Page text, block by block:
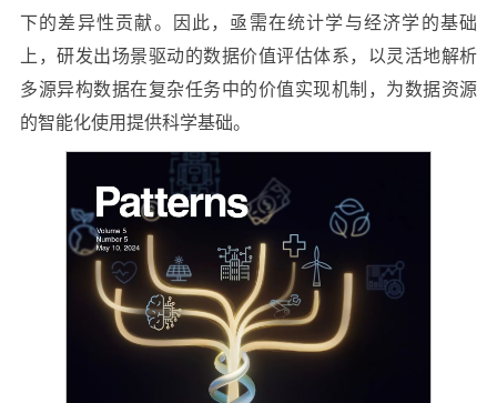
下的差异性贡献。因此，亟需在统计学与经济学的基础
上，研发出场景驱动的数据价值评估体系，以灵活地解析
多源异构数据在复杂任务中的价值实现机制，为数据资源
的智能化使用提供科学基础。